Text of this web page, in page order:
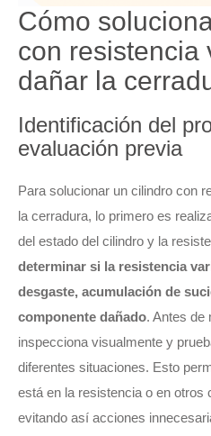
Cómo
con resistencia
dañar la
Identificación del
evaluación previa
Para solucionar un cilindro con
la cerradura, lo primero es
del estado del cilindro y la
determinar si la resistencia
desgaste, acumulación de
componente dañado. Antes de
inspecciona visualmente y
diferentes situaciones. Esto
está en la resistencia o en otros
evitando así acciones